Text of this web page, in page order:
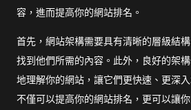
容，進而提高你的網站排名。
首先，網站架構需要具有清晰的層級結
找到他們所需的內容。此外，良好的架
地理解你的網站，讓它們更快速、更深
不僅可以提高你的網站排名，更可以讓